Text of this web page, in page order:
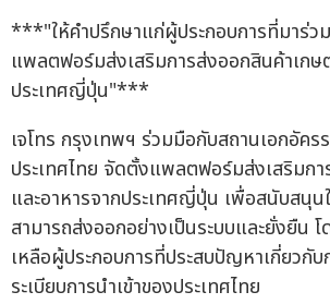
***"ให้คำปรึกษาแก่ผู้ประกอบการที่มาร่ว
แพลตฟอร์มส่งเสริมการส่งออกสินค้าเกษ
ประเทศญี่ปุ่น"***
เจโทร กรุงเทพฯ ร่วมมือกับสถานเอกอัค
ประเทศไทย จัดตั้งแพลตฟอร์มส่งเสริมก
และอาหารจากประเทศญี่ปุ่น เพื่อสนับสนุน
สามารถส่งออกอย่างเป็นระบบและยั่งยืน
เหลือผู้ประกอบการที่ประสบปัญหาเกี่ยวกั
ระเบียบการนำเข้าของประเทศไทย